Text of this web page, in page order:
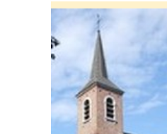
Aller au contenu